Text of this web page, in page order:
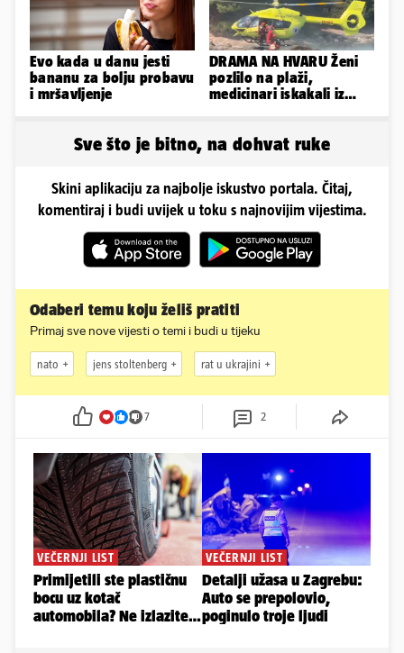
Evo kada u danu jesti
bananu za bolju probavu
i mršavljenje
DRAMA NA HVARU Ženi
pozlilo na plaži,
medicinari iskakali iz
Sve što je bitno, na dohvat ruke
Skini aplikaciju za najbolje iskustvo portala. Čitaj,
komentiraj i budi uvijek u toku s najnovijim vijestima.
Odaberi temu koju želiš pratiti
Primaj sve nove vijesti o temi i budi u tijeku
nato jens stoltenberg rat u ukrajini
7 2